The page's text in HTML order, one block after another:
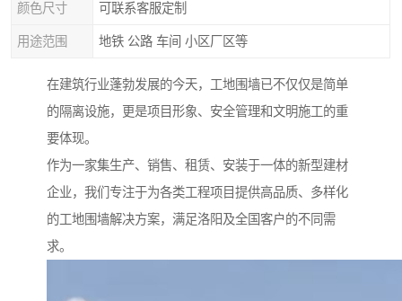
颜色尺寸 可联系客服定制
用途范围 地铁 公路 车间 小区厂区等
在建筑行业蓬勃发展的今天，工地围墙已不仅仅是简单
的隔离设施，更是项目形象、安全管理和文明施工的重
要体现。
作为一家集生产、销售、租赁、安装于一体的新型建材
企业，我们专注于为各类工程项目提供高品质、多样化
的工地围墙解决方案，满足洛阳及全国客户的不同需
求。